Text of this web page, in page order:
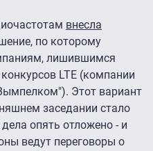
внесла
по которому
лишившимся
LTE (компании
Этот вариант
заседании стало
опять отложено - и
ведут переговоры о